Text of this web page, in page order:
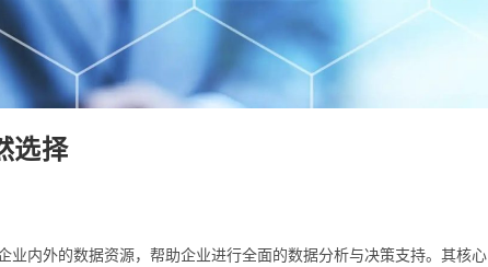
选择
内外的数据资源，帮助企业进行全面的数据分析与决策支持。其核心